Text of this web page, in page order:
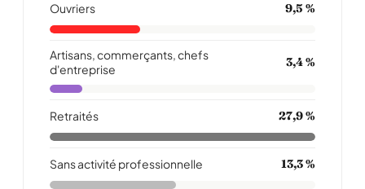
Ouvriers 9,5 %
Artisans, commerçants, chefs
d'entreprise
3,4 %
Retraités 27,9 %
Sans activité professionnelle 13,3 %